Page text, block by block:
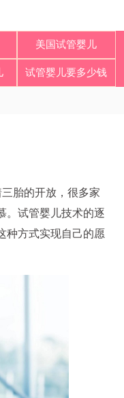
美国试管婴儿
试管婴儿要多少钱
胎的开放，很多家
。试管婴儿技术的逐
种方式实现自己的愿